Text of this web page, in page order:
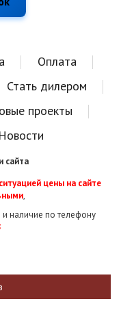
Оплата
Стать дилером
проекты
Новости
сайта
цены на сайте
,
и наличие по телефону